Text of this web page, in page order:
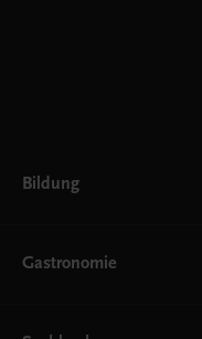
Bildung
AHS
EWF/ZWF
Gastronomie